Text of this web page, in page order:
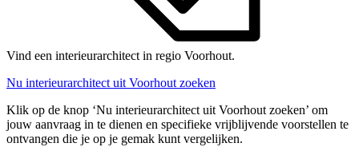
Vind een interieurarchitect in regio Voorhout.
Nu interieurarchitect uit Voorhout zoeken
Klik op de knop ‘Nu interieurarchitect uit Voorhout zoeken’ om
jouw aanvraag in te dienen en specifieke vrijblijvende voorstellen te
ontvangen die je op je gemak kunt vergelijken.